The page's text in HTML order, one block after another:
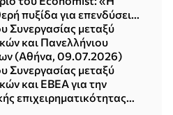
πυξίδα για επενδύσεις,
σε μια εποχή
10.07.2026)
Συνεργασίας μεταξύ
και Πανελλήνιου
(Αθήνα, 09.07.2026)
Συνεργασίας μεταξύ
και ΕΒΕΑ για την
επιχειρηματικότητας